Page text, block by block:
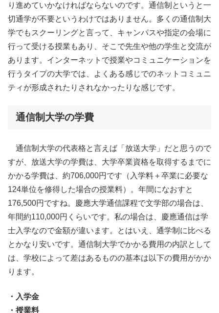
り進めていかなければならないのです。通信制というと一
切通学が不要というわけではありません。多くの通信制大
学でもスクーリングと言って、キャンパスや指定の会場に
行って受ける授業もあり、そこで先生や他の学生と交流が
あります。インターネットで授業やコミュニケーションを
行うタイプの大学では、よくある感じでのネットコミュニ
ティが形成されたりされなかったりな感じです。
通信制大学の学費
通信制大学の代表格と言えば「放送大学」だと思うので
すが、放送大学の学費は、大学卒業資格を取得するまでに
かかる学費は、約706,000円です（入学料＋卒業に必要な
124単位を修得した場合の授業料）。年間になおすと
176,500円ですね。慶應大学通信課程で文学部の場合は、
年間約110,000円くらいです。私の場合は、慶應通信は学
士入学なので金額が違います。とはいえ、通学制に比べる
とかなり安いです。通信制大学でかかる費用の内訳として
は、学校によって差はあるものの基本は以下の費用がかか
ります。
・入学金
・授業料